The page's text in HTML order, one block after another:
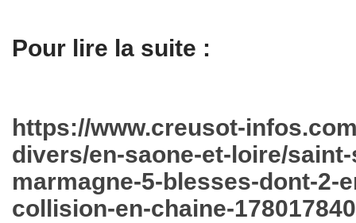
Pour lire la suite :
https://www.creusot-
divers/en-saone-et-loire/
marmagne-5-blesses-dont-2-
collision-en-chaine-